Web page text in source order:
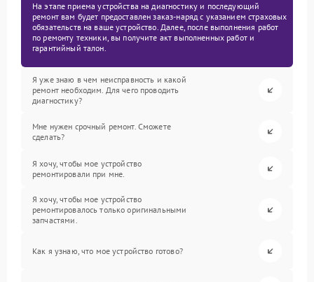
На этапе приема устройства на диагностику и последующий
ремонт вам будет предоставлен заказ-наряд с указанием страховых
обязательств на ваше устройство. Далее, после выполнения работ
по ремонту техники, вы получите акт выполненных работ и
гарантийный талон.
Я уже знаю в чем неисправность и какой
ремонт необходим. Для чего проводить
диагностику?
Мне нужен срочный ремонт. Сможете
сделать?
Я хочу, чтобы мое устройство
ремонтировали при мне.
Я хочу, чтобы мое устройство
ремонтировалось только оригинальными
запчастями.
Как я узнаю, что мое устройство готово?